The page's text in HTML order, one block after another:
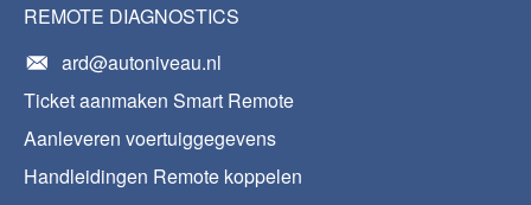
REMOTE DIAGNOSTICS
ard@autoniveau.nl
Ticket aanmaken Smart Remote
Aanleveren voertuiggegevens
Handleidingen Remote koppelen